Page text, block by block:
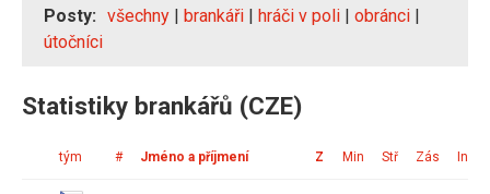
Posty: všechny | brankáři | hráči v poli | obránci |
útočníci
Statistiky brankářů (CZE)
tým # Jméno a příjmení Z Min Stř Zás Ink